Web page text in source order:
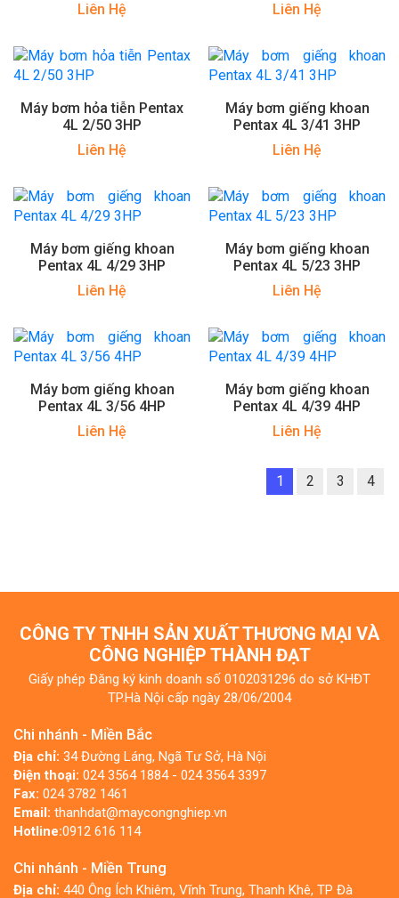
Liên Hệ
Liên Hệ
Máy bơm hỏa tiễn Pentax
4L 2/50 3HP
Liên Hệ
Máy bơm giếng khoan
Pentax 4L 3/41 3HP
Liên Hệ
Máy bơm giếng khoan
Pentax 4L 4/29 3HP
Liên Hệ
Máy bơm giếng khoan
Pentax 4L 5/23 3HP
Liên Hệ
Máy bơm giếng khoan
Pentax 4L 3/56 4HP
Liên Hệ
Máy bơm giếng khoan
Pentax 4L 4/39 4HP
Liên Hệ
1 2 3 4
CÔNG TY TNHH SẢN XUẤT THƯƠNG MẠI VÀ
CÔNG NGHIỆP THÀNH ĐẠT
Giấy phép Đăng ký kinh doanh số 0102031296 do sở KHĐT
TP.Hà Nội cấp ngày 28/06/2004
Chi nhánh - Miền Bắc
Địa chỉ: 34 Đường Láng, Ngã Tư Sở, Hà Nội
Điện thoại: 024 3564 1884 - 024 3564 3397
Fax: 024 3782 1461
Email: thanhdat@maycongnghiep.vn
Hotline:0912 616 114
Chi nhánh - Miền Trung
Địa chỉ: 440 Ông Ích Khiêm, Vĩnh Trung, Thanh Khê, TP Đà